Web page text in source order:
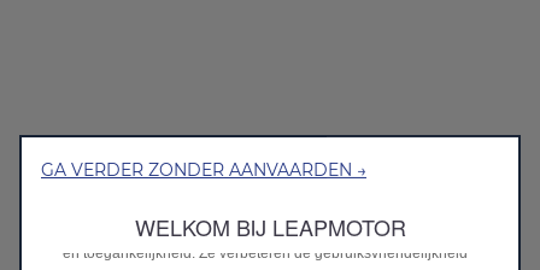
GA VERDER ZONDER AANVAARDEN →
WELKOM BIJ LEAPMOTOR
We gebruiken cookies om ervoor te zorgen dat we u de beste
basisfuncties aan te bieden, zoals beveiliging, netwerkbeheer
en toegankelijkheid. Ze verbeteren de gebruiksvriendelijkheid